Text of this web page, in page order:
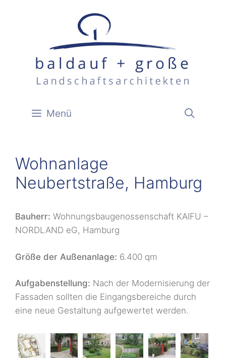
Menü
Wohnanlage
Neubertstraße, Hamburg
Bauherr: Wohnungsbaugenossenschaft KAIFU –
NORDLAND eG, Hamburg
Größe der Außenanlage: 6.400 qm
Aufgabenstellung: Nach der Modernisierung der
Fassaden sollten die Eingangsbereiche durch
eine neue Gestaltung aufgewertet werden.